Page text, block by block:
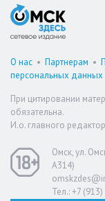
О нас • Партнерам •
персональных данных
При цитировании
обязательна.
И.о. главного
Омск, ул.
А314)
Тел.: +7